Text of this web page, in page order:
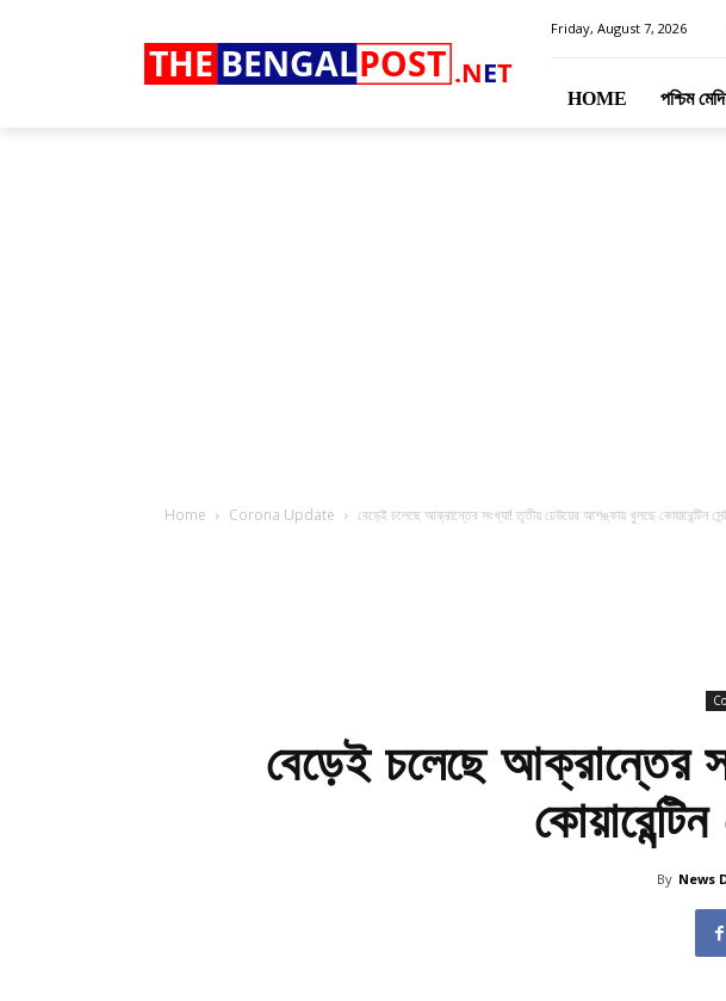
.NET
THE BENGALPOST
Friday, August 7, 2026
HOME পশ্চিম
Home Corona Update বেড়েই চলেছে আক্রান্তের সংখ্যা! তৃতীয় ঢেউয়ের আশঙ্কায় খুলছে কোয়ারেন্টিন
বেড়েই চলেছে আক্রান্তের
By News